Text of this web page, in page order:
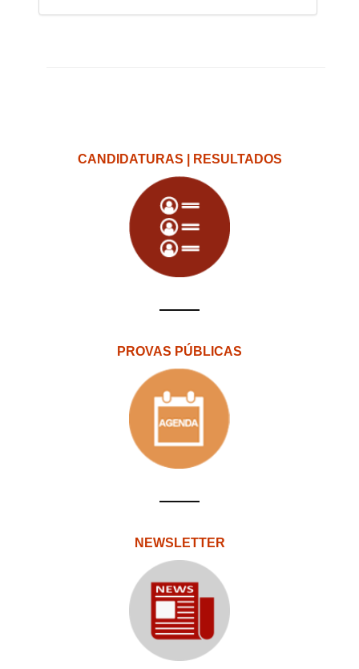
CANDIDATURAS | RESULTADOS
PROVAS PÚBLICAS
NEWSLETTER